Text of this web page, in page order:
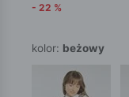
- 22 %
kolor: beżowy